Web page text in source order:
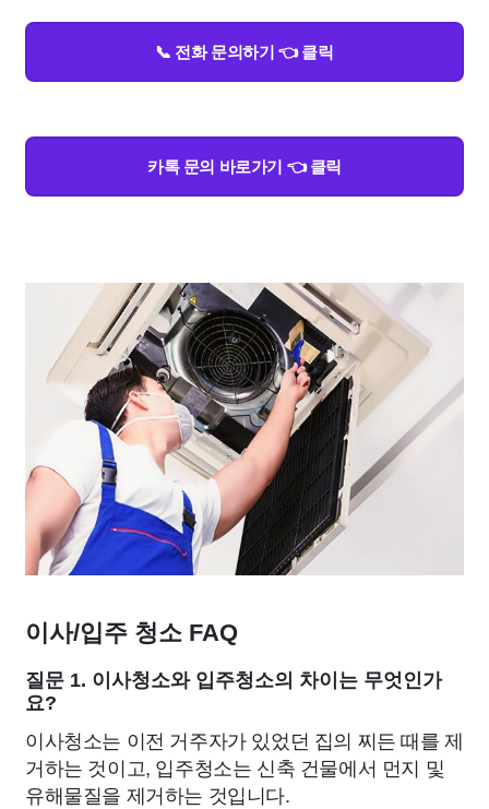
📞 전화 문의하기 👈 클릭
카톡 문의 바로가기 👈 클릭
이사/입주 청소 FAQ
질문 1. 이사청소와 입주청소의 차이는 무엇인가
요?
이사청소는 이전 거주자가 있었던 집의 찌든 때를 제
거하는 것이고, 입주청소는 신축 건물에서 먼지 및
유해물질을 제거하는 것입니다.